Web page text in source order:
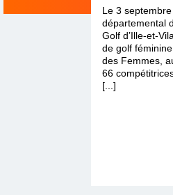
Le 3
départemental
Golf d’Ille-et-
de golf
des Femmes,
66
[...]